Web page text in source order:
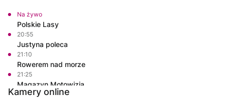
Na żywo
Polskie Lasy
20:55
Justyna poleca
21:10
Rowerem nad morze
21:25
Magazyn Motowizja
21:40
Kamery online